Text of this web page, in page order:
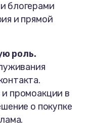
блогерами
и прямой
роль.
промоакции в
о покупке